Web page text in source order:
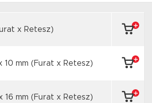
x Retesz)
10 mm (Furat x Retesz)
16 mm (Furat x Retesz)